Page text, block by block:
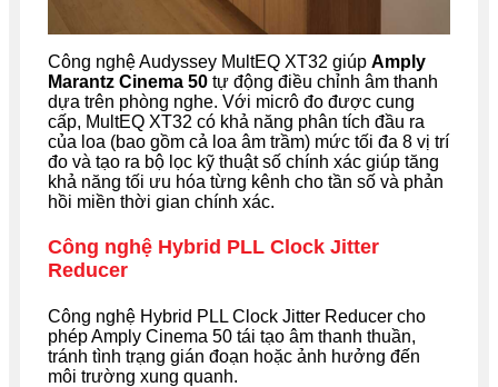
Công nghệ Audyssey MultEQ XT32 giúp Amply
Marantz Cinema 50 tự động điều chỉnh âm thanh
dựa trên phòng nghe. Với micrô đo được cung
cấp, MultEQ XT32 có khả năng phân tích đầu ra
của loa (bao gồm cả loa âm trầm) mức tối đa 8 vị trí
đo và tạo ra bộ lọc kỹ thuật số chính xác giúp tăng
khả năng tối ưu hóa từng kênh cho tần số và phản
hồi miền thời gian chính xác.
Công nghệ Hybrid PLL Clock Jitter
Reducer
Công nghệ Hybrid PLL Clock Jitter Reducer cho
phép Amply Cinema 50 tái tạo âm thanh thuần,
tránh tình trạng gián đoạn hoặc ảnh hưởng đến
môi trường xung quanh.